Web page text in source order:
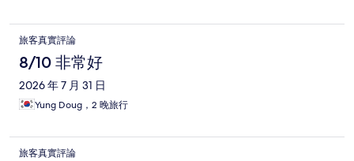
旅客真實評論
8/10 非常好
2026 年 7 月 31 日
Yung Doug，2 晚旅行
旅客真實評論